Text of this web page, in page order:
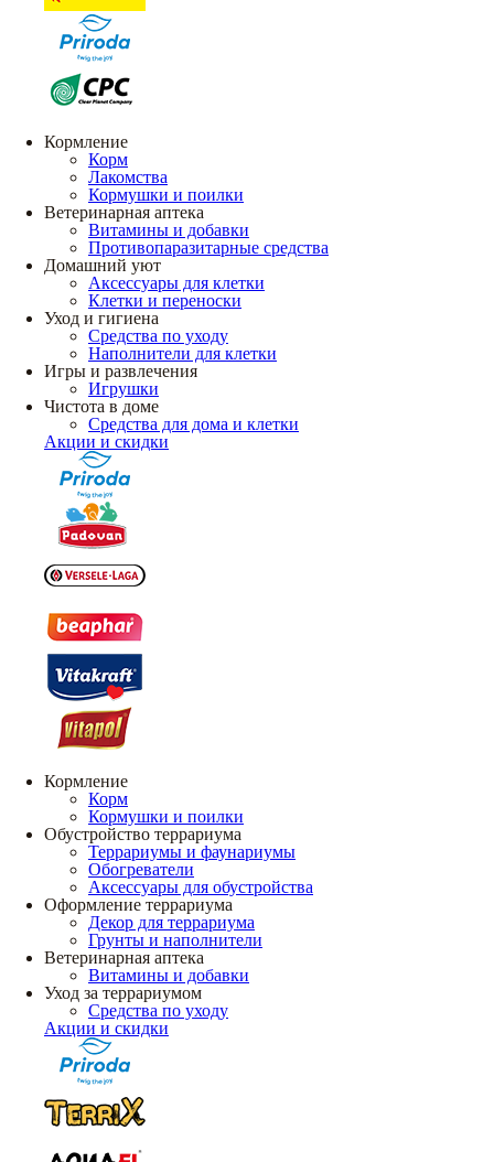
Кормление
Корм
Лакомства
Кормушки и поилки
Ветеринарная аптека
Витамины и добавки
Противопаразитарные средства
Домашний уют
Аксессуары для клетки
Клетки и переноски
Уход и гигиена
Средства по уходу
Наполнители для клетки
Игры и развлечения
Игрушки
Чистота в доме
Средства для дома и клетки
Акции и скидки
Кормление
Корм
Кормушки и поилки
Обустройство террариума
Террариумы и фаунариумы
Обогреватели
Аксессуары для обустройства
Оформление террариума
Декор для террариума
Грунты и наполнители
Ветеринарная аптека
Витамины и добавки
Уход за террариумом
Средства по уходу
Акции и скидки